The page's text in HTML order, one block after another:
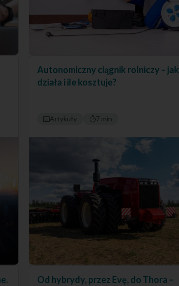
Autonomiczny ciągnik rolniczy – jak
działa i ile kosztuje?
Artykuły 7 min
Od hybrydy, przez Evę, do Thora –